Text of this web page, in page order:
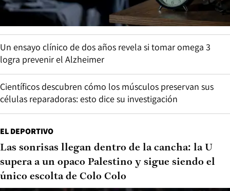
Un ensayo clínico de dos años revela si tomar omega 3
logra prevenir el Alzheimer
Científicos descubren cómo los músculos preservan sus
células reparadoras: esto dice su investigación
EL DEPORTIVO
Las sonrisas llegan dentro de la cancha: la U
supera a un opaco Palestino y sigue siendo el
único escolta de Colo Colo